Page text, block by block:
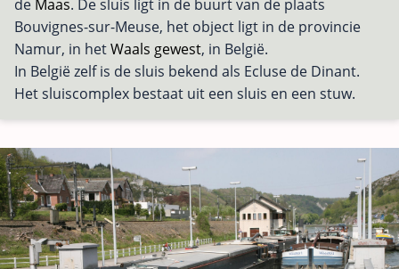
de Maas. De sluis ligt in de buurt van de plaats
Bouvignes-sur-Meuse, het object ligt in de provincie
Namur, in hetWaals gewest, in België.
In België zelf is de sluis bekend als Ecluse de Dinant.
Het sluiscomplex bestaat uit een sluis en een stuw.